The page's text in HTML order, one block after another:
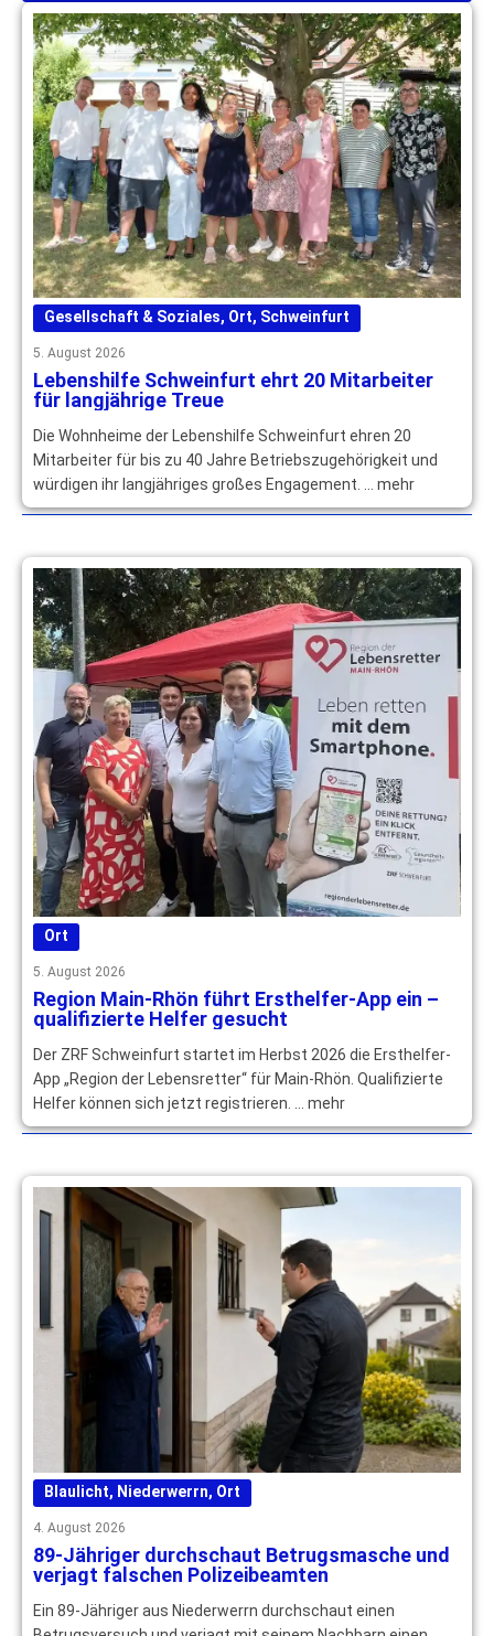
Gesellschaft & Soziales, Ort, Schweinfurt
5. August 2026
Lebenshilfe Schweinfurt ehrt 20 Mitarbeiter
für langjährige Treue
Die Wohnheime der Lebenshilfe Schweinfurt ehren 20
Mitarbeiter für bis zu 40 Jahre Betriebszugehörigkeit und
würdigen ihr langjähriges großes Engagement. … mehr
Ort
5. August 2026
Region Main-Rhön führt Ersthelfer-App ein –
qualifizierte Helfer gesucht
Der ZRF Schweinfurt startet im Herbst 2026 die Ersthelfer-
App „Region der Lebensretter“ für Main-Rhön. Qualifizierte
Helfer können sich jetzt registrieren. … mehr
Blaulicht, Niederwerrn, Ort
4. August 2026
89-Jähriger durchschaut Betrugsmasche und
verjagt falschen Polizeibeamten
Ein 89-Jähriger aus Niederwerrn durchschaut einen